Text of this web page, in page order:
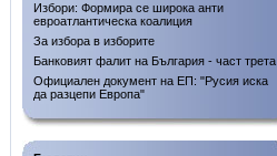
Избори: Формира се широка анти
евроатлантическа коалиция
За избора в изборите
Банковият фалит на България - част трета
Официален документ на ЕП: "Русия иска
да разцепи Европа"